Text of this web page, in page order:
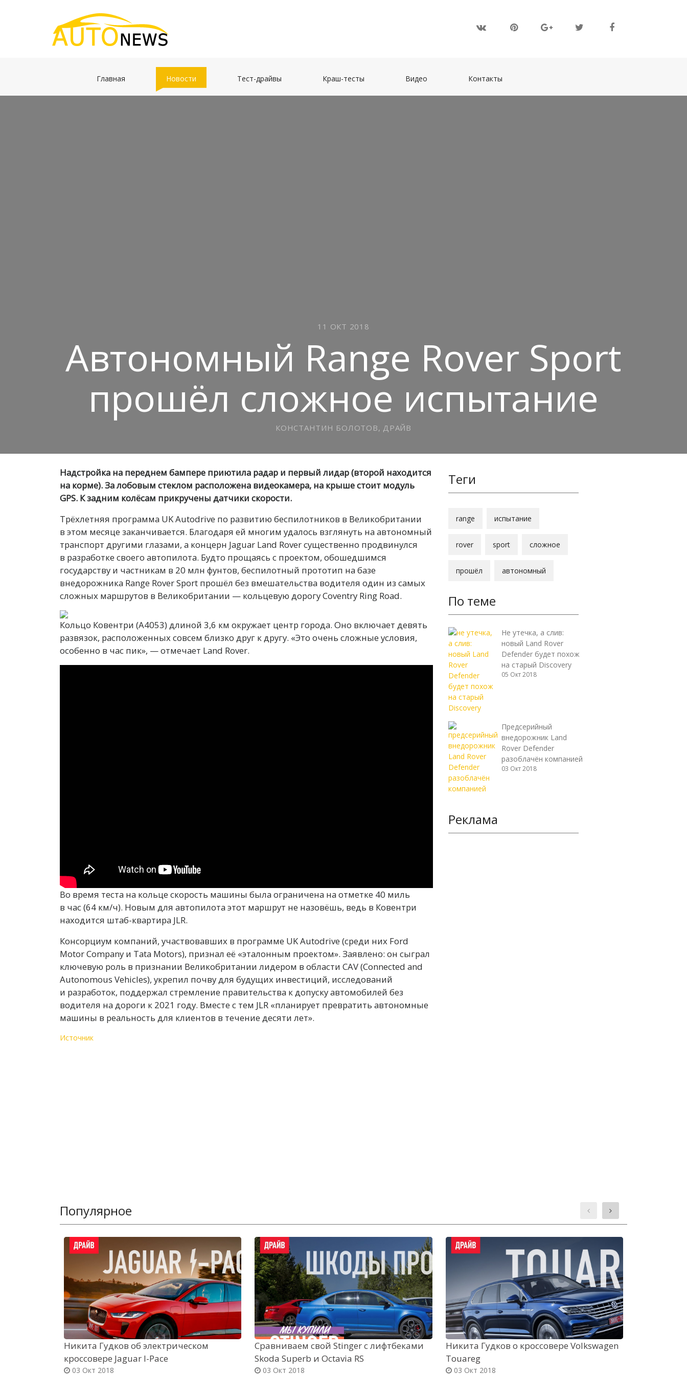
Главная Новости Тест-драйвы Краш-тесты Видео Контакты
11 ОКТ 2018
Автономный Range Rover Sport
прошёл сложное испытание
КОНСТАНТИН БОЛОТОВ, ДРАЙВ
Надстройка на переднем бампере приютила радар и первый лидар (второй находится
на корме). За лобовым стеклом расположена видеокамера, на крыше стоит модуль
GPS. К задним колёсам прикручены датчики скорости.
Трёхлетняя программа UK Autodrive по развитию беспилотников в Великобритании
в этом месяце заканчивается. Благодаря ей многим удалось взглянуть на автономный
транспорт другими глазами, а концерн Jaguar Land Rover существенно продвинулся
в разработке своего автопилота. Будто прощаясь с проектом, обошедшимся
государству и частникам в 20 млн фунтов, беспилотный прототип на базе
внедорожника Range Rover Sport прошёл без вмешательства водителя один из самых
сложных маршрутов в Великобритании — кольцевую дорогу Coventry Ring Road.
Кольцо Ковентри (A4053) длиной 3,6 км окружает центр города. Оно включает девять
развязок, расположенных совсем близко друг к другу. «Это очень сложные условия,
особенно в час пик», — отмечает Land Rover.
Во время теста на кольце скорость машины была ограничена на отметке 40 миль
в час (64 км/ч). Новым для автопилота этот маршрут не назовёшь, ведь в Ковентри
находится штаб-квартира JLR.
Консорциум компаний, участвовавших в программе UK Autodrive (среди них Ford
Motor Company и Tata Motors), признал её «эталонным проектом». Заявлено: он сыграл
ключевую роль в признании Великобритании лидером в области CAV (Connected and
Autonomous Vehicles), укрепил почву для будущих инвестиций, исследований
и разработок, поддержал стремление правительства к допуску автомобилей без
водителя на дороги к 2021 году. Вместе с тем JLR «планирует превратить автономные
машины в реальность для клиентов в течение десяти лет».
Источник
Теги
range испытание
rover sport сложное
прошёл автономный
По теме
Не утечка, а слив:
новый Land Rover
Defender будет похож
на старый Discovery
05 Окт 2018
Предсерийный
внедорожник Land
Rover Defender
разоблачён компанией
03 Окт 2018
Реклама
Популярное
Никита Гудков об электрическом
кроссовере Jaguar I-Pace
03 Окт 2018
Сравниваем свой Stinger с лифтбеками
Skoda Superb и Octavia RS
03 Окт 2018
Никита Гудков о кроссовере Volkswagen
Touareg
03 Окт 2018